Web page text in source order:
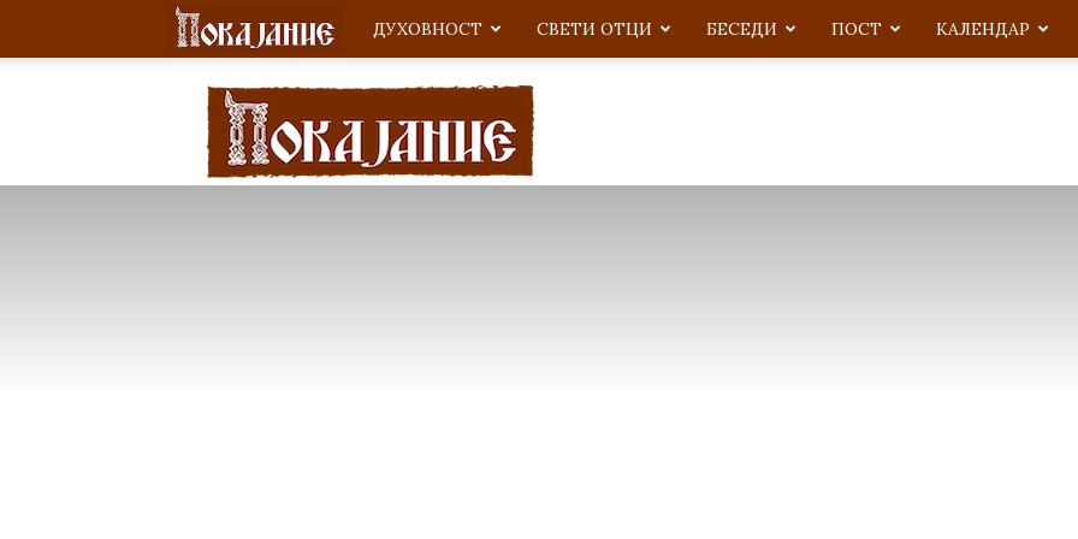
ДУХОВНОСТ СВЕТИ ОТЦИ БЕСЕДИ ПОСТ KАЛЕНДАР
Покајание